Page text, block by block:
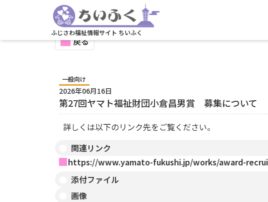
ふじさわ福祉情報サイト ちいふく
戻る
一般向け
2026年06月16日
第27回ヤマト福祉財団小倉昌男賞 募集について
詳しくは以下のリンク先をご覧ください。
関連リンク
https://www.yamato-fukushi.jp/works/award-
添付ファイル
画像